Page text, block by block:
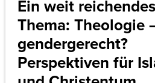
Ein weit reichendes
Thema: Theologie
gendergerecht?
Perspektiven für